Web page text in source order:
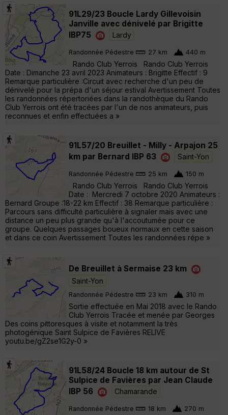
91L29/23 Boucle Lardy Gillevoisin
Janville avec dénivelé par Brigitte
IBP75
Lardy
Randonnée Pédestre 27 km 440 m
Rando Club Yerrois Rando Club Yerrois
Date : Dimanche 23 avril 2023 Animateurs : Brigitte Effectif : 9
Remarque particulière :Circuit avec recherche d'un peu de
dénivelé pour la prépa d'un séjour estival Avertissement Toutes
les randonnées répertoriées dans la randothèque du Rando
Club Yerrois ont été tracées par l'un de nos animateurs, puis
reconnues et enfin effectuées a »
91L57/20 Breuillet - Milly - Arpajon 25
km par Bernard IBP 63
Saint-Yon
Randonnée Pédestre 25 km 150 m
Rando Club Yerrois Rando Club Yerrois
Date : Mercredi 7 octobre 2020 Animateurs :
Bernard Groupe :18-22 km Effectif : 38 Remarque particulière :
Parcours sans difficulté particulière à signaler mais avec une
distance un peu plus grande qu'à l'accoutumée pour ce
groupe. Quelques passages boueux normaux en cette saison
et dans ce coin Avertissement Toutes les randonnées répe »
De Breuillet à Sermaise 23 km
Saint-Yon
Randonnée Pédestre 23 km 310 m
Sortie effectuée en Mai 2018 avec le Rando
Club Yerrois Tracée et menée par Georges
Des coins pittoresques à visite et notamment la très
photogénique Saint Sulpice de Favières RELIVE
youtu.be/gZ2se1G2y-0 »
91L58/24 Boucle 18 km autour de St
Sulpice de Favières par Jean Claude
IBP 56
Chamarande
Randonnée Pédestre 18 km 270 m